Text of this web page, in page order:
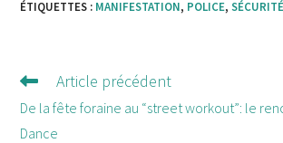
ÉTIQUETTES : MANIFESTATION, POLICE, SÉCURITÉ
Lire
d'autres
articles
Article précédent
De la fête foraine au “street workout”: le
Dance